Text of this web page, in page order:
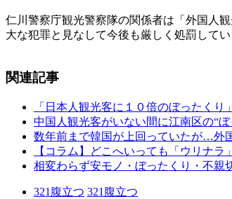
仁川警察庁観光警察隊の関係者は「外国人
大な犯罪と見なして今後も厳しく処罰してい
関連記事
「日本人観光客に１０倍のぼったく
中国人観光客がいない間に江南区の“
数年前まで韓国が上回っていたが…外
【コラム】どこへいっても「ウリナラ
相変わらず安モノ・ぼったくり・不親
321 腹立つ 321 腹立つ